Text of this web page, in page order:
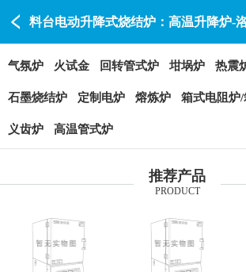
料台电动升降式烧结炉：高温升降炉-
阳赛特瑞
气氛炉 火试金 回转管式炉 坩埚炉 热震
石墨烧结炉 定制电炉 熔炼炉 箱式电阻炉
义齿炉 高温管式炉
推荐产品
PRODUCT